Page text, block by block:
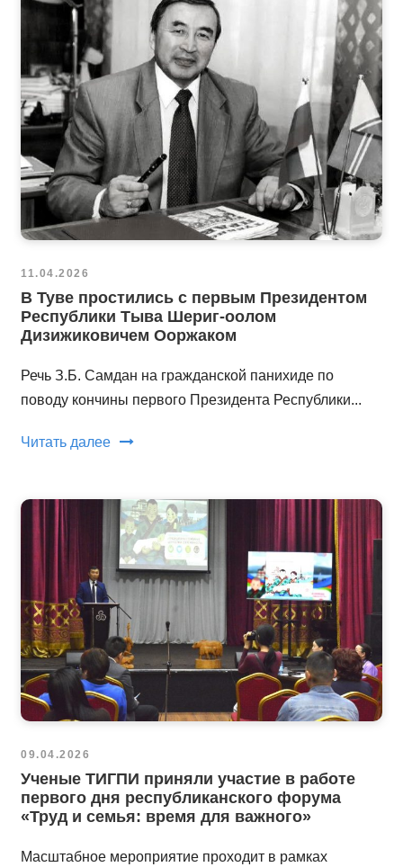
11.04.2026
В Туве простились с первым Президентом
Республики Тыва Шериг-оолом
Дизижиковичем Ооржаком
Речь З.Б. Самдан на гражданской панихиде по
поводу кончины первого Президента Республики...
Читать далее
09.04.2026
Ученые ТИГПИ приняли участие в работе
первого дня республиканского форума
«Труд и семья: время для важного»
Масштабное мероприятие проходит в рамках